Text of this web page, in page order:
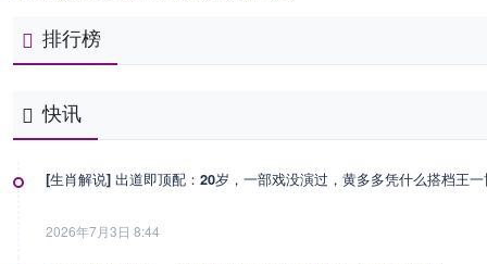
排行榜
快讯
[生肖解说] 出道即顶配：20岁，一部戏没演过，黄多多凭什么搭档王
2026年7月3日 8:44